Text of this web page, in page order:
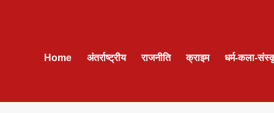
Home अंतर्राष्ट्रीय राजनीति क्राइम धर्म-कला-